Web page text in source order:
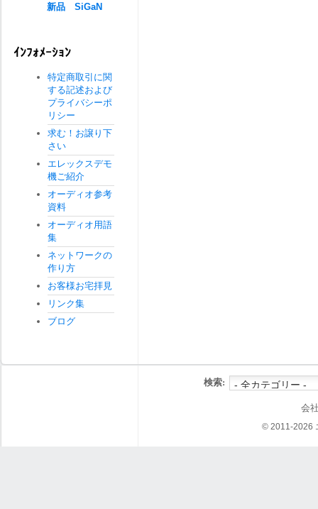
新品 SiGaN
ｲﾝﾌｫﾒｰｼｮﾝ
特定商取引に関
する記述および
プライバシーポ
リシー
求む！お譲り下
さい
エレックスデモ
機ご紹介
オーディオ参考
資料
オーディオ用語
集
ネットワークの
作り方
お客様お宅拝見
リンク集
ブログ
検索:
会
© 2011-2026